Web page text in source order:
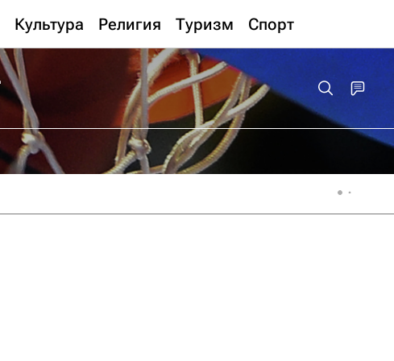
Культура Религия Туризм Спорт